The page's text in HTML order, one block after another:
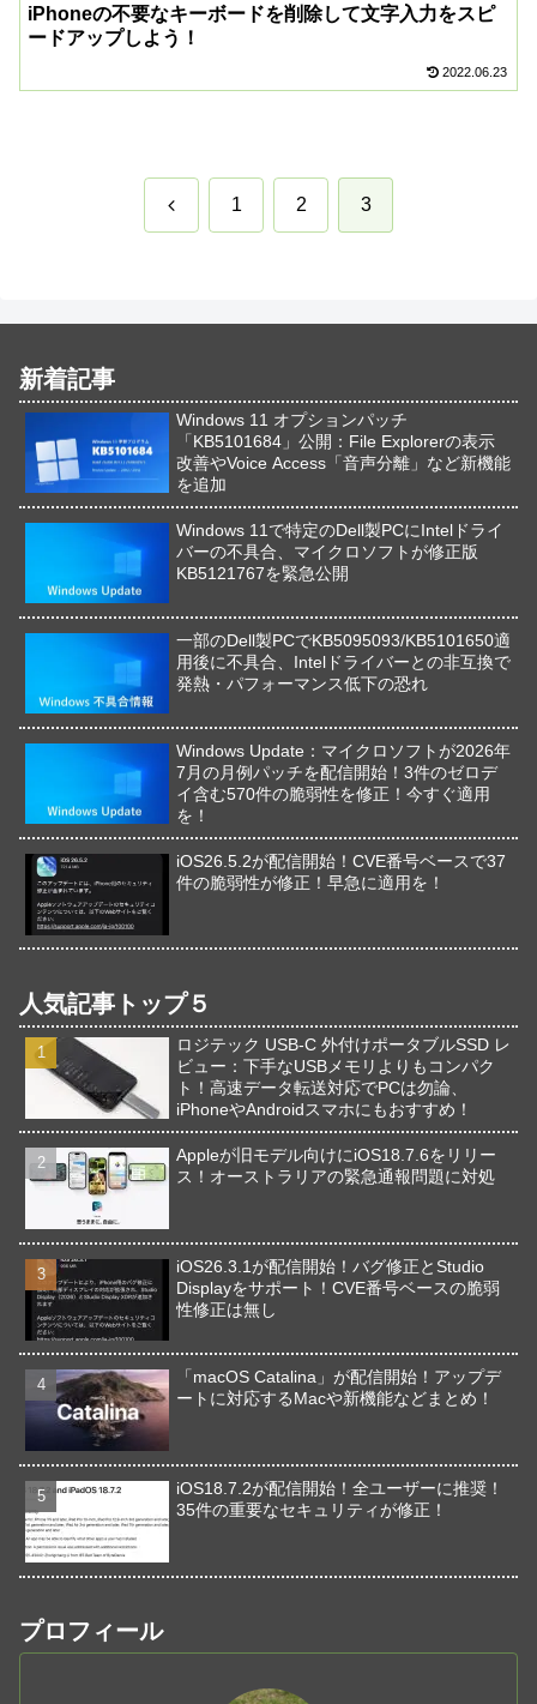
iPhoneの不要なキーボードを削除して文字入力をスピ
ードアップしよう！
2022.06.23
前 1 2 3
新着記事
Windows 11 オプションパッチ
「KB5101684」公開：File Explorerの表示
改善やVoice Access「音声分離」など新機能
を追加
Windows 11で特定のDell製PCにIntelドライ
バーの不具合、マイクロソフトが修正版
KB5121767を緊急公開
一部のDell製PCでKB5095093/KB5101650適
用後に不具合、Intelドライバーとの非互換で
発熱・パフォーマンス低下の恐れ
Windows Update：マイクロソフトが2026年
7月の月例パッチを配信開始！3件のゼロデ
イ含む570件の脆弱性を修正！今すぐ適用
を！
iOS26.5.2が配信開始！CVE番号ベースで37
件の脆弱性が修正！早急に適用を！
人気記事トップ５
ロジテック USB-C 外付けポータブルSSD レ
ビュー：下手なUSBメモリよりもコンパク
ト！高速データ転送対応でPCは勿論、
iPhoneやAndroidスマホにもおすすめ！
Appleが旧モデル向けにiOS18.7.6をリリー
ス！オーストラリアの緊急通報問題に対処
iOS26.3.1が配信開始！バグ修正とStudio
Displayをサポート！CVE番号ベースの脆弱
性修正は無し
「macOS Catalina」が配信開始！アップデ
ートに対応するMacや新機能などまとめ！
iOS18.7.2が配信開始！全ユーザーに推奨！
35件の重要なセキュリティが修正！
プロフィール